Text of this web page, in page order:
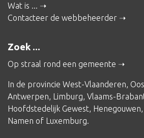
Wat is ...
Contacteer de webbeheerder
Zoek ...
Op straal rond een gemeente
In de provincie West-Vlaanderen,
Antwerpen, Limburg, Vlaams-
Hoofdstedelijk Gewest, Henegouwen,
Namen of Luxemburg.